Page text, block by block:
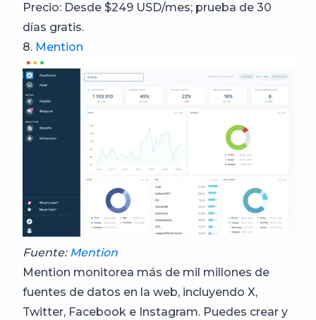
Precio: Desde $249 USD/mes; prueba de 30
días gratis.
8. Mention
Fuente:Mention
Mention monitorea más de mil millones de
fuentes de datos en la web, incluyendo X,
Twitter, Facebook e Instagram. Puedes crear y